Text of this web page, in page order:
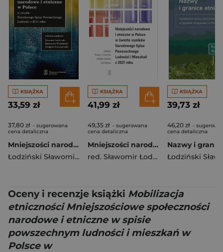
KSIĄŻKA
33,59 zł
37,80 zł - sugerowana
cena detaliczna
Mniejszości narodowe i etniczne w Polsce w świetle Narodowego Spisu Powszechnego Ludności w 2011 roku
Łodziński Sławomir, Warmińska Katarzyna Gudaszewski
KSIĄŻKA
41,99 zł
49,35 zł - sugerowana
cena detaliczna
Mniejszości narodowe i etniczne w Polsce w...
red. Sławomir Łodziński
,Dolińska
KSIĄŻKA
39,73 zł
46,20 zł -
cena detaliczna
Łodziński
Oceny i recenzje książki Mobilizacja
etniczności Mniejszościowe społeczności
narodowe i etniczne w spisie
powszechnym ludności i mieszkań w
Polsce w